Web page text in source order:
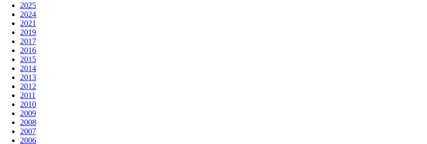
2024
Чемпионат мира 2024
Даты проведения: 15 февраля 2024 - 25 февраля 2024
ОАЭ, Дубаи
Новости
Статьи
Турнир
Календарь
Статистика
Таблицы
Команды
Тренеры
Судьи
Фото
Видео